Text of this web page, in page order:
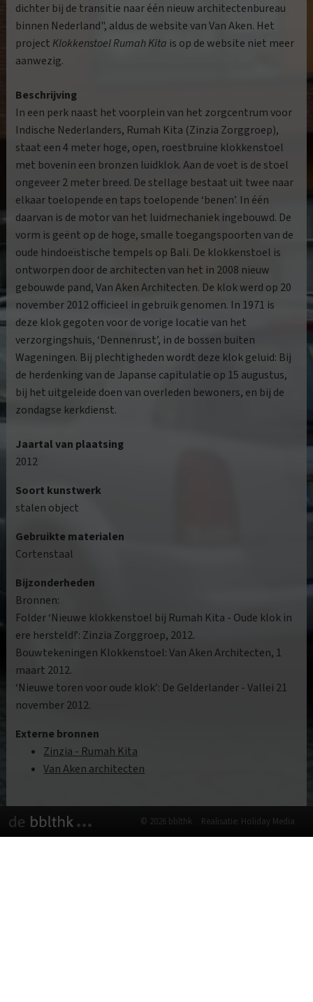
dichter bij de transitie naar één nieuw architectenbureau
binnen Nederland", aldus de website van Van Aken. Het
project Klokkenstoel Rumah Kita is op de website niet meer
aanwezig.
Beschrijving
In een perk naast het voorplein van het zorgcentrum voor
Indische Nederlanders, Rumah Kita (Zinzia Zorggroep),
staat een 4 meter hoge, open, roestbruine klokkenstoel
met bovenin een bronzen luidklok. Aan de voet is de stoel
ongeveer 2 meter breed. De stellage bestaat uit twee naar
elkaar toelopende en taps toelopende ‘benen’. In één
daarvan is de motor van het luidmechaniek ingebouwd. De
vorm is geënt op de hoge, smalle toegangspoorten van de
oude hindoeïstische tempels op Bali. De klokkenstoel is
ontworpen door de architecten van het in 2008 nieuw
gebouwde pand, Van Aken Architecten. De klok werd op 20
november 2012 officieel in gebruik genomen. In 1971 is
deze klok gegoten voor de vorige locatie van het
verzorgingshuis, ‘Dennenrust’, in de bossen buiten
Wageningen. Bij plechtigheden wordt deze klok geluid: Bij
de herdenking van de Japanse capitulatie op 15 augustus,
bij het uitgeleide doen van overleden bewoners, en bij de
zondagse kerkdienst.
Jaartal van plaatsing
2012
Soort kunstwerk
stalen object
Gebruikte materialen
Cortenstaal
Bijzonderheden
Bronnen:
Folder ‘Nieuwe klokkenstoel bij Rumah Kita - Oude klok in
ere hersteld!’: Zinzia Zorggroep, 2012.
Bouwtekeningen Klokkenstoel: Van Aken Architecten, 1
maart 2012.
‘Nieuwe toren voor oude klok’: De Gelderlander - Vallei 21
november 2012.
Externe bronnen
Zinzia - Rumah Kita
Van Aken architecten
© 2026 bblthk Realisatie: Holiday Media